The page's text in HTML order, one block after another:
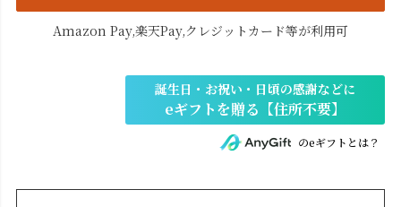
Amazon Pay,楽天Pay,クレジットカード等が利用可
のeギフトとは？